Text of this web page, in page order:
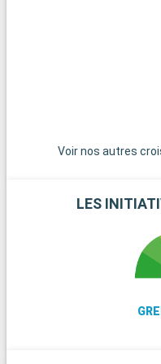
Voir nos autres
LES